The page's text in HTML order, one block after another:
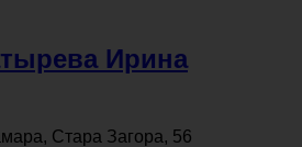
Ирина
Стара Загора, 56